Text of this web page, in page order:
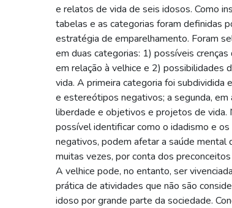
e relatos de vida de seis idosos. Como
tabelas e as categorias foram definidas
estratégia de emparelhamento. Foram
em duas categorias: 1) possíveis
em relação à velhice e 2) possibilidades
vida. A primeira categoria foi
e estereótipos negativos; a segunda, em
liberdade e objetivos e projetos de vida.
possível identificar como o idadismo e
negativos, podem afetar a saúde
muitas vezes, por conta dos
A velhice pode, no entanto, ser
prática de atividades que não são
idoso por grande parte da sociedade.